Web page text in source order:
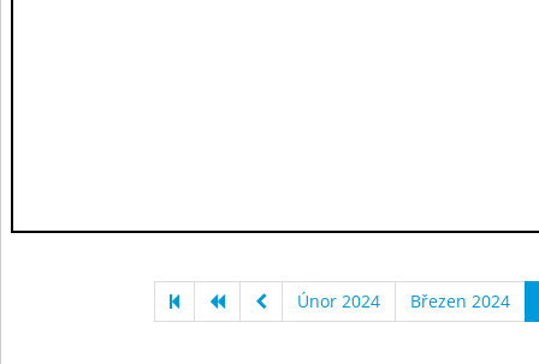
Únor 2024 Březen 2024